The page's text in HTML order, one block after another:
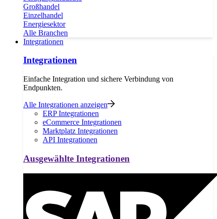
Großhandel
Einzelhandel
Energiesektor
Alle Branchen
Integrationen
Integrationen
Einfache Integration und sichere Verbindung von
Endpunkten.
Alle Integrationen anzeigen
ERP Integrationen
eCommerce Integrationen
Marktplatz Integrationen
API Integrationen
Ausgewählte Integrationen